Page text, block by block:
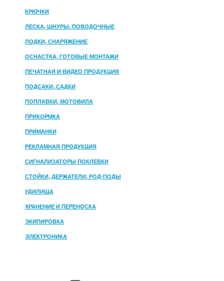
ПРИКОРМКИ
КРЮЧКИ
ЛЕСКА, ШНУРЫ, ПОВОДОЧНЫЕ
МАТЕРИАЛЫ
ЛОДКИ, СНАРЯЖЕНИЕ
ОСНАСТКА, ГОТОВЫЕ МОНТАЖИ
ПЕЧАТНАЯ И ВИДЕО ПРОДУКЦИЯ
ПОДСАКИ, САДКИ
ПОПЛАВКИ, МОТОВИЛА
ПРИКОРМКА
ПРИМАНКИ
РЕКЛАМНАЯ ПРОДУКЦИЯ
СИГНАЛИЗАТОРЫ ПОКЛЕВКИ
СТОЙКИ, ДЕРЖАТЕЛИ, РОД-ПОДЫ
УДИЛИЩА
ХРАНЕНИЕ И ПЕРЕНОСКА
ЭКИПИРОВКА
ЭЛЕКТРОНИКА